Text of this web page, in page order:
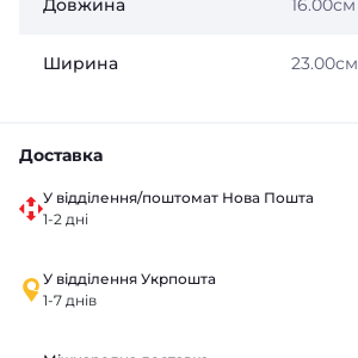
Довжина 16.00см
Ширина 23.00см
Доставка
У відділення/поштомат Нова Пошта
1-2 дні
У відділення Укрпошта
1-7 днів